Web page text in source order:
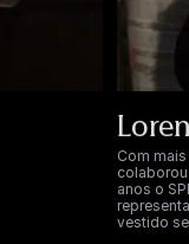
Com
anos o
vestido